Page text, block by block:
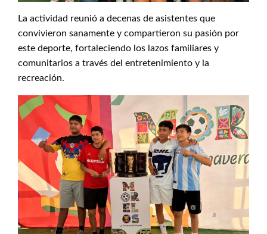
La actividad reunió a decenas de asistentes que
convivieron sanamente y compartieron su pasión por
este deporte, fortaleciendo los lazos familiares y
comunitarios a través del entretenimiento y la
recreación.